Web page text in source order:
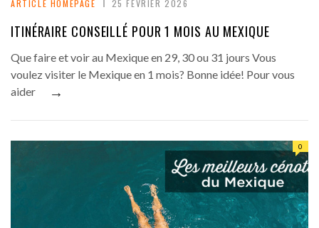
ARTICLE HOMEPAGE 25 FÉVRIER 2026
ITINÉRAIRE CONSEILLÉ POUR 1 MOIS AU MEXIQUE
Que faire et voir au Mexique en 29, 30 ou 31 jours Vous
voulez visiter le Mexique en 1 mois? Bonne idée! Pour vous
aider
→
0